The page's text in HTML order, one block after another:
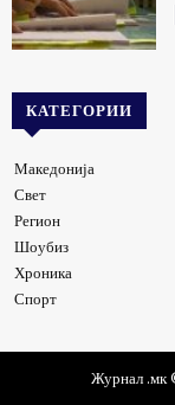
КАТЕГОРИИ
Македонија
Свет
Регион
Шоубиз
Хроника
Спорт
Журнал